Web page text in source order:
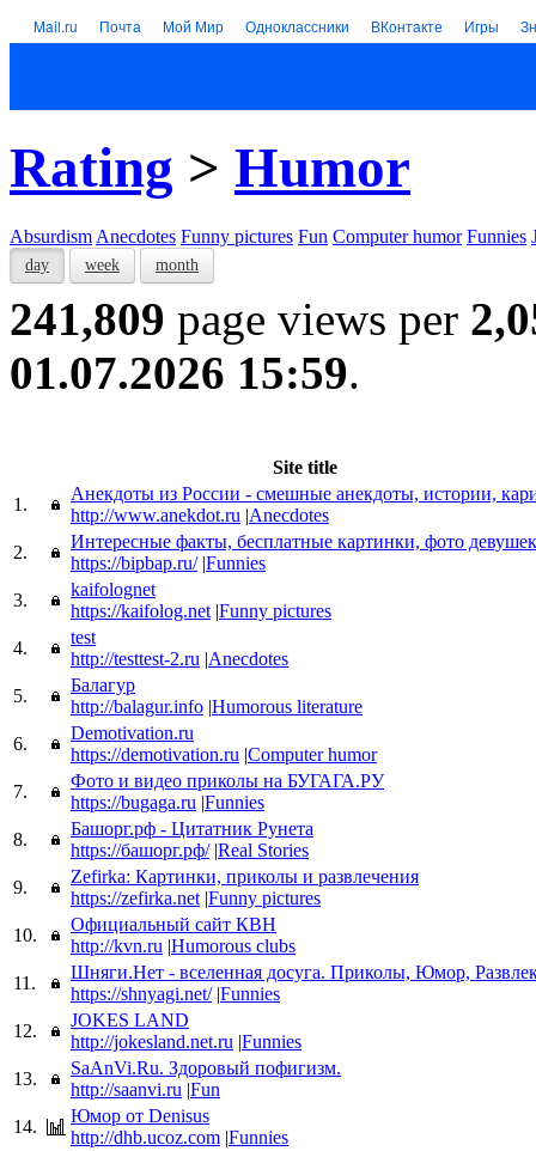
Mail.ru Почта Мой Мир Одноклассники ВКонтакте Игры
Rating > Humor
Absurdism Anecdotes Funny pictures Fun Computer humor Funnies
day week month
241,809 page views per
01.07.2026 15:59.
Site title
1.
Анекдоты из России - смешные анекдоты, истории,
http://www.anekdot.ru |Anecdotes
2.
Интересные факты, бесплатные картинки, фото девушек
https://bipbap.ru/ |Funnies
3.
kaifolognet
https://kaifolog.net |Funny pictures
4.
test
http://testtest-2.ru |Anecdotes
5.
Балагур
http://balagur.info |Humorous literature
6.
Demotivation.ru
https://demotivation.ru |Computer humor
7.
Фото и видео приколы на БУГАГА.РУ
https://bugaga.ru |Funnies
8.
Башорг.рф - Цитатник Рунета
https://башорг.рф/ |Real Stories
9.
Zefirka: Картинки, приколы и развлечения
https://zefirka.net |Funny pictures
10.
Официальный сайт КВН
http://kvn.ru |Humorous clubs
11.
Шняги.Нет - вселенная досуга. Приколы, Юмор,
https://shnyagi.net/ |Funnies
12.
JOKES LAND
http://jokesland.net.ru |Funnies
13.
SaAnVi.Ru. Здоровый пофигизм.
http://saanvi.ru |Fun
14.
Юмор от Denisus
http://dhb.ucoz.com |Funnies